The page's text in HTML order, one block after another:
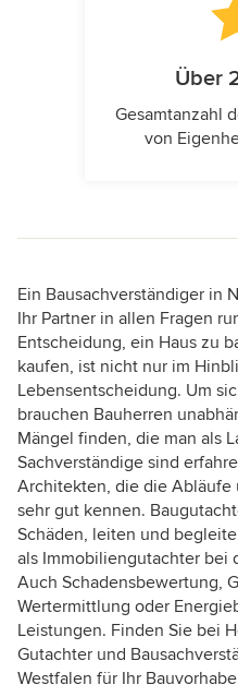
Über
Gesamtanzahl
von
Ein Bausachverständiger in
Ihr Partner in allen Fragen
Entscheidung, ein Haus zu
kaufen, ist nicht nur im
Lebensentscheidung. Um
brauchen Bauherren
Mängel finden, die man als
Sachverständige sind
Architekten, die die Abläufe
sehr gut kennen.
Schäden, leiten und
als Immobiliengutachter bei
Auch Schadensbewertung,
Wertermittlung oder
Leistungen. Finden Sie bei
Gutachter und
Westfalen für Ihr